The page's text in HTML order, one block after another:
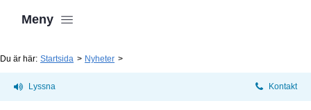
Meny
Du är här: Startsida Nyheter
Lyssna Kontakt